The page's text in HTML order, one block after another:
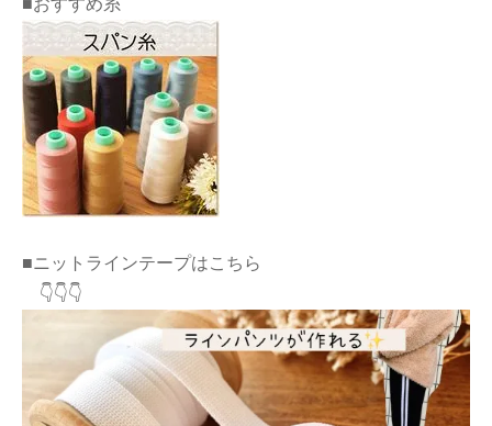
■おすすめ糸
■ニットラインテープはこちら
👇👇👇